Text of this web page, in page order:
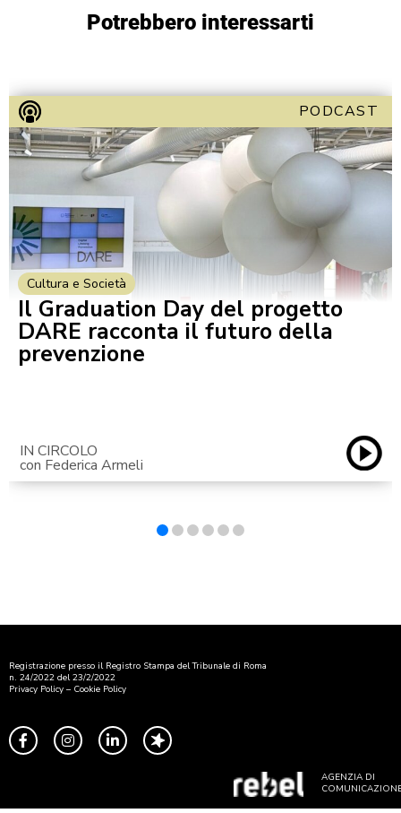
Potrebbero interessarti
PODCAST
Cultura e Società
Il Graduation Day del progetto
DARE racconta il futuro della
prevenzione
IN CIRCOLO
con Federica Armeli
Registrazione presso il Registro Stampa del Tribunale di Roma
n. 24/2022 del 23/2/2022
Privacy Policy – Cookie Policy
AGENZIA DI